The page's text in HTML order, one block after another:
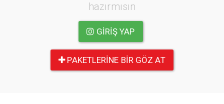
hazırmısın
GIRIŞ YAP
PAKETLERINE BIR GÖZ AT